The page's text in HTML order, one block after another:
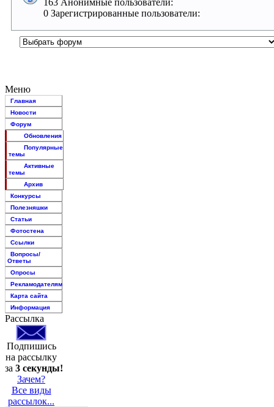
163 Анонимные пользователи:
0 Зарегистрированные пользователи:
Меню
Главная
Новости
Форум
Обновления
Популярные
темы
Активные
темы
Архив
Конкурсы
Полезняшки
Статьи
Фотостена
Ссылки
Вопросы/
Ответы
Опросы
Рекламодателям
Карта сайта
Информация
Рассылка
Подпишись
на рассылку
за 3 секунды!
Зачем?
Все виды
рассылок...